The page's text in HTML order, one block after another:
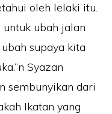
oleh lelaki itu.
untuk ubah jalan
supaya kita
Syazan
sembunyikan dari
Ikatan yang